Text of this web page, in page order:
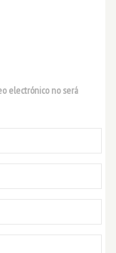
electrónico no será